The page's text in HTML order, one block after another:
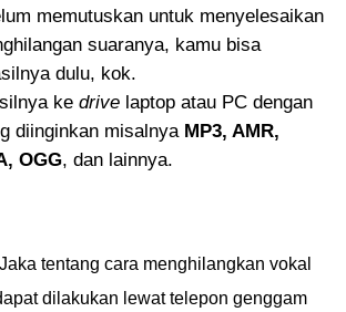
memutuskan untuk menyelesaikan
suaranya, kamu bisa
dulu, kok.
ke drive laptop atau PC dengan
diinginkan misalnya MP3, AMR,
OGG, dan lainnya.
tentang cara menghilangkan vokal
dilakukan lewat telepon genggam